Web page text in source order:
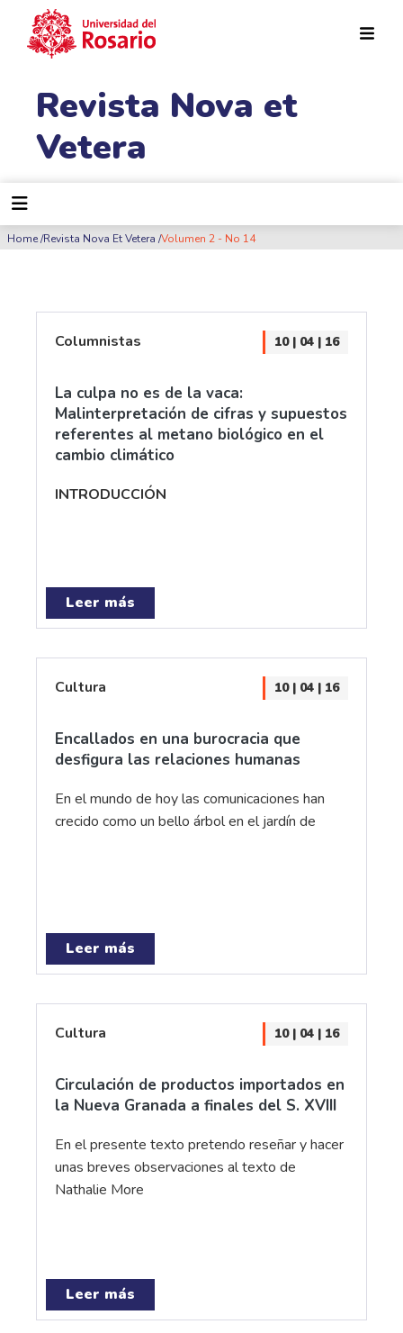
Revista Nova et
Vetera
Ruta de navegación
Home Revista Nova Et Vetera Volumen 2 - No 14
Columnistas 10 | 04 | 16
La culpa no es de la vaca:
Malinterpretación de cifras y supuestos
referentes al metano biológico en el
cambio climático
INTRODUCCIÓN
Leer más
Cultura 10 | 04 | 16
Encallados en una burocracia que
desfigura las relaciones humanas
En el mundo de hoy las comunicaciones han
crecido como un bello árbol en el jardín de
Leer más
Cultura 10 | 04 | 16
Circulación de productos importados en
la Nueva Granada a finales del S. XVIII
En el presente texto pretendo reseñar y hacer
unas breves observaciones al texto de
Nathalie More
Leer más